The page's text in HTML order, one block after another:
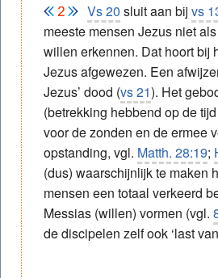
Vs 20 sluit aan bijvs
meeste mensen Jezus niet
willen erkennen. Dat hoort bij
Jezus afgewezen. Een
Jezus’ dood (vs 21). Het
(betrekking hebbend op de
voor de zonden en de ermee
opstanding, vgl. Matth. 28:19;
(dus) waarschijnlijk te maken
mensen een totaal verkeerd
Messias (willen) vormen (vgl.
de discipelen zelf ook ‘last